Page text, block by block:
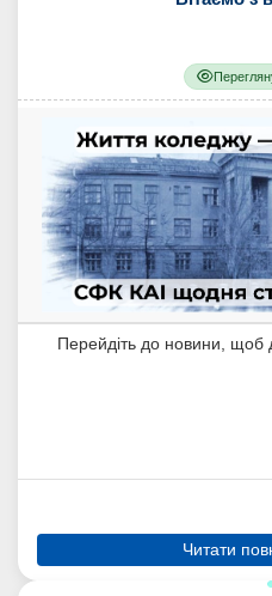
Перейдіть до новини, щоб
Читати